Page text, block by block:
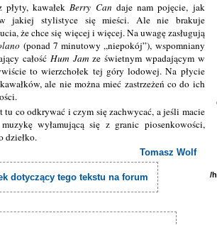
płyty, kawałekBerry Can daje nam pojęcie, jak
jakiej stylistyce się mieści. Ale nie brakuje
że chce się więcej i więcej. Na uwagę zasługują
(ponad 7 minutowy „niepokój”), wspomniany
całość Hum Jamze świetnym wpadającym w
to wierzchołek tej góry lodowej. Na płycie
ale nie można mieć zastrzeżeń co do ich
tu co odkrywać i czym się zachwycać, a jeśli macie
wyłamującą się z granic piosenkowości,
dziełko.
Tomasz Wolf
dotyczący tego tekstu na forum /